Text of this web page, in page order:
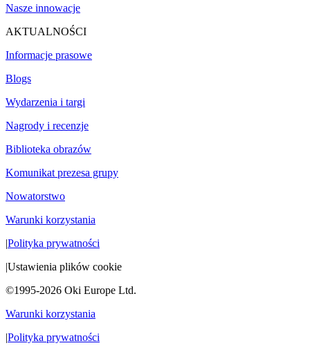
Nasze innowacje
AKTUALNOŚCI
Informacje prasowe
Blogs
Wydarzenia i targi
Nagrody i recenzje
Biblioteka obrazów
Komunikat prezesa grupy
Nowatorstwo
Warunki korzystania
|Polityka prywatności
|Ustawienia plików cookie
©1995-2026 Oki Europe Ltd.
Warunki korzystania
|Polityka prywatności